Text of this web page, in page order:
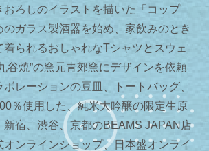
おろしのイラストを描いた「コップ
ガラス製酒器を始め、家飲みのとき
着られるおしゃれなTシャツとスウェ
谷焼”の窯元青郊窯にデザインを依頼
レーションの豆皿、トートバッグ、
％使用した、純米大吟醸の限定生原
新宿、渋谷、京都のBEAMS JAPAN店
オンラインショップ、日本盛オンライ